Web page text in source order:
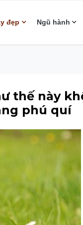
đẹp Ngũ hành
thế này
phú quí